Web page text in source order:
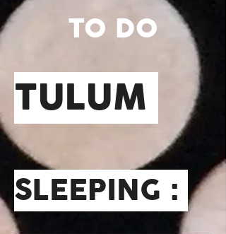
TO DO
TULUM
SLEEPING :